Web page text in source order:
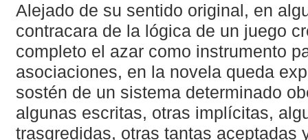
Alejado de su sentido original, en
contracara de la lógica de un juego
completo el azar como instrumento
asociaciones, en la novela queda
sostén de un sistema determinado
algunas escritas, otras implícitas,
trasgredidas, otras tantas aceptadas